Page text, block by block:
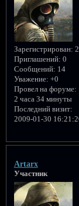
Зарегистрирован:
Приглашений: 0
Сообщений: 14
Уважение: +0
Провел на форуме:
2 часа 34 минуты
Последний визит:
2009-01-30
Artarx
Участник